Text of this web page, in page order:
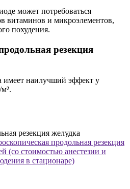
может потребоваться
витаминов и микроэлементов,
похудения.
резекция
имеет наилучший эффект у
резекция желудка
продольная резекция
(со стоимостью анестезии и
в стационаре)